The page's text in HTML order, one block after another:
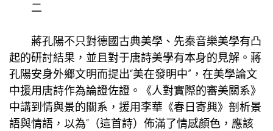
二
蔣孔陽不只對德國古典美學、先秦音樂美學有凸
起的研討結果，並且對于唐詩美學有本身的見解。蔣
孔陽安身外鄉文明而提出“美在發明中”，在美學論文
中援用唐詩作為論證佐證。《人對實際的審美關系》
中講到情與景的關系，援用李華《春日寄興》剖析景
語與情語，以為“（這首詩）佈滿了情感顏色，應該